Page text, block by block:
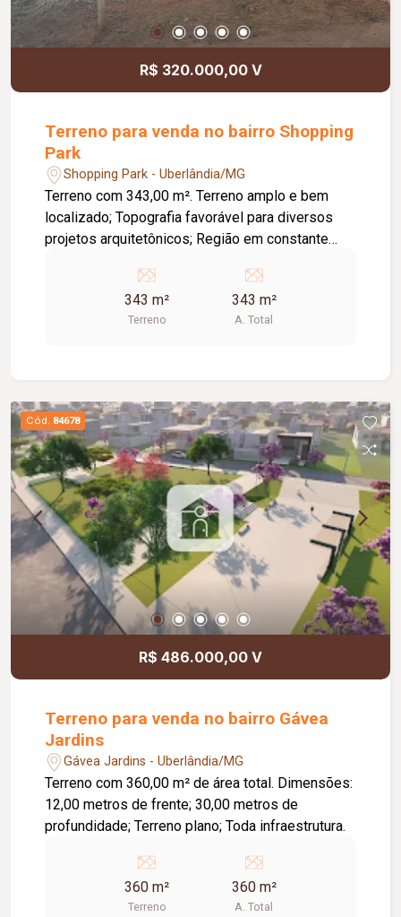
R$ 320.000,00 V
Terreno para venda no bairro Shopping
Park
Shopping Park - Uberlândia/MG
Terreno com 343,00 m². Terreno amplo e bem
localizado; Topografia favorável para diversos
projetos arquitetônicos; Região em constante
investimento; Fácil acesso às principais vias da
cidade; Próximo a comércios, escolas,
supermercados e diversos serviços.
343 m²
Terreno
343 m²
A. Total
Cód. 84678
R$ 486.000,00 V
Terreno para venda no bairro Gávea
Jardins
Gávea Jardins - Uberlândia/MG
Terreno com 360,00 m² de área total. Dimensões:
12,00 metros de frente; 30,00 metros de
profundidade; Terreno plano; Toda infraestrutura.
360 m²
Terreno
360 m²
A. Total